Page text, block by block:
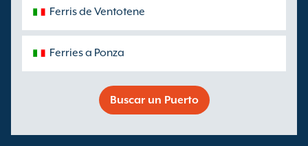
Ferris de Ventotene
Ferries a Ponza
Buscar un Puerto